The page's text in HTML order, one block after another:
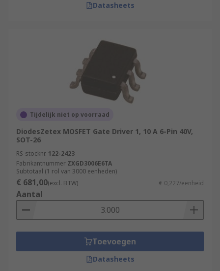
Datasheets
Tijdelijk niet op voorraad
DiodesZetex MOSFET Gate Driver 1, 10 A 6-Pin 40V,
SOT-26
RS-stocknr. 122-2423
Fabrikantnummer ZXGD3006E6TA
Subtotaal (1 rol van 3000 eenheden)
€ 681,00(excl. BTW) € 0,227/eenheid
Aantal
Toevoegen
Datasheets